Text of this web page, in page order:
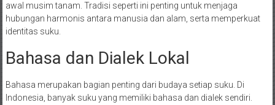
awal musim tanam. Tradisi seperti ini penting untuk menjaga
hubungan harmonis antara manusia dan alam, serta memperkuat
identitas suku.
Bahasa dan Dialek Lokal
Bahasa merupakan bagian penting dari budaya setiap suku. Di
Indonesia, banyak suku yang memiliki bahasa dan dialek sendiri.